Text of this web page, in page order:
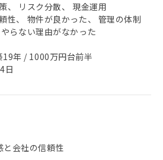
、 リスク分散、 現金運用
性、 物件が良かった、 管理の体制
らない理由がなかった
年 / 1000万円台前半
日
と会社の信頼性